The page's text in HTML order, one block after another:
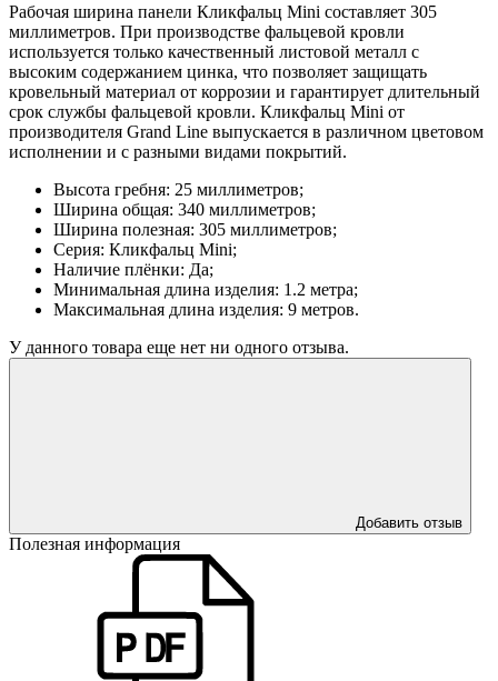
Рабочая ширина панели Кликфальц Mini составляет 305
миллиметров. При производстве фальцевой кровли
используется только качественный листовой металл с
высоким содержанием цинка, что позволяет защищать
кровельный материал от коррозии и гарантирует длительный
срок службы фальцевой кровли. Кликфальц Mini от
производителя Grand Line выпускается в различном цветовом
исполнении и с разными видами покрытий.
Высота гребня: 25 миллиметров;
Ширина общая: 340 миллиметров;
Ширина полезная: 305 миллиметров;
Серия: Кликфальц Mini;
Наличие плёнки: Да;
Минимальная длина изделия: 1.2 метра;
Максимальная длина изделия: 9 метров.
У данного товара еще нет ни одного отзыва.
Добавить отзыв
Полезная информация